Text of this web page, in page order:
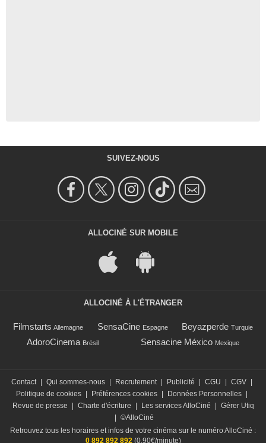
SUIVEZ-NOUS
ALLOCINÉ SUR MOBILE
ALLOCINÉ À L'ÉTRANGER
Filmstarts Allemagne SensaCine Espagne Beyazperde Turquie
AdoroCinema Brésil Sensacine México Mexique
Contact Qui sommes-nous Recrutement Publicité CGU CGV
Politique de cookies
Préférences cookies Données Personnelles
Revue de presse
Charte d'écriture Les services AlloCiné
Gérer Utiq
©AlloCiné
Retrouvez tous les horaires et infos de votre cinéma sur le numéro AlloCiné :
0 892 892 892(0,90€/minute)